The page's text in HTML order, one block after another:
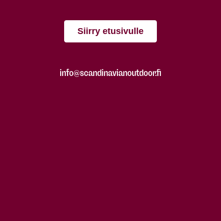
Siirry etusivulle
info@scandinavianoutdoor.fi